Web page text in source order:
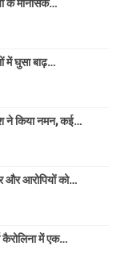
के मानसिक…
में घुसा बाढ़…
ने किया नमन, कई…
और आरोपियों को…
कैरोलिना में एक…